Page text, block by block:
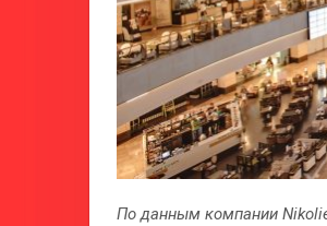
По данным компании